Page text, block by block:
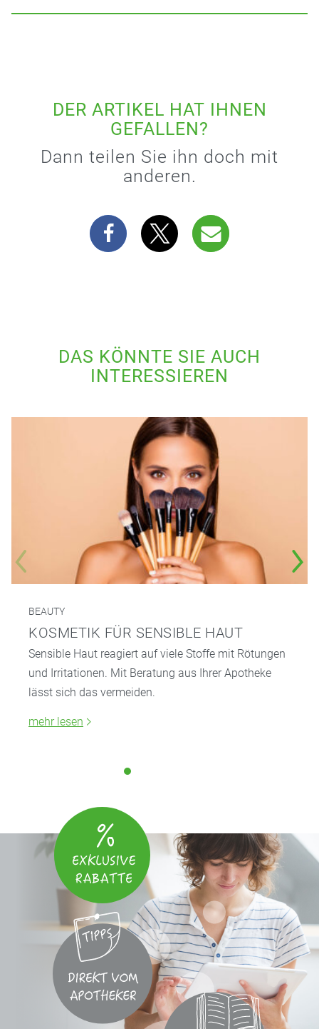
DER ARTIKEL HAT IHNEN
GEFALLEN?
Dann teilen Sie ihn doch mit
anderen.
DAS KÖNNTE SIE AUCH
INTERESSIEREN
BEAUTY
KOSMETIK FÜR SENSIBLE HAUT
Sensible Haut reagiert auf viele Stoffe mit Rötungen
und Irritationen. Mit Beratung aus Ihrer Apotheke
lässt sich das vermeiden.
mehr lesen